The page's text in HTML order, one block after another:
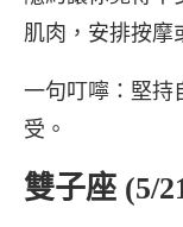
肌肉，安排按摩
一句叮嚀：堅持
受。
雙子座 (5/